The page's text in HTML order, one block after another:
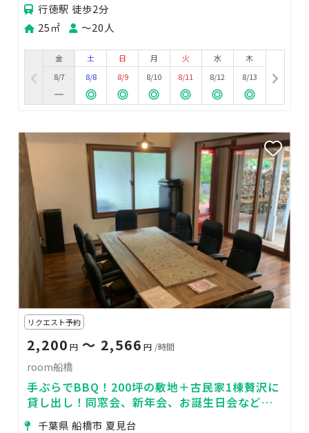
行徳駅 徒歩2分
25㎡
〜20人
金
8/7
土
8/8
日
8/9
月
8/10
火
8/11
水
8/12
木
8/13
リクエスト予約
2,200 円 〜 2,566 円 /時間
room船橋
手ぶらでBBQ！200坪の敷地＋古民家1棟贅沢に
貸し出し！同窓会、新年会、お誕生日会など大
人数でも楽しめる！
千葉県 船橋市 夏見台